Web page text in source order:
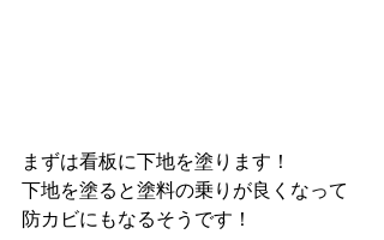
まずは看板に下地を塗ります！
下地を塗ると塗料の乗りが良くなって
防カビにもなるそうです！